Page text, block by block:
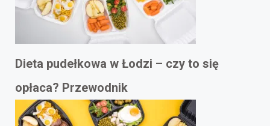
Dieta pudełkowa w Łodzi – czy to się
opłaca? Przewodnik